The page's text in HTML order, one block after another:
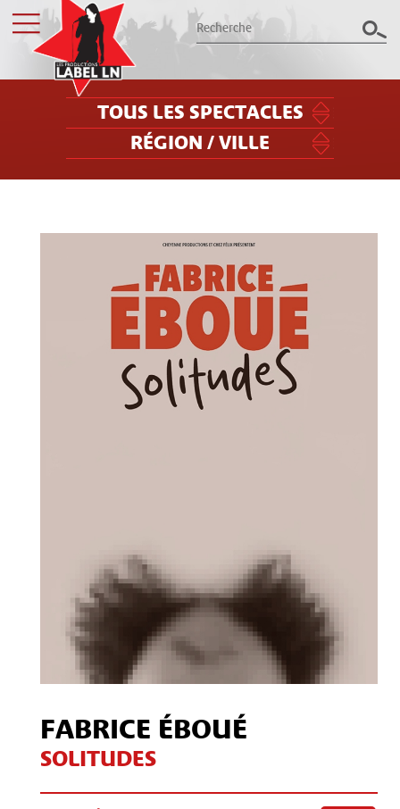
présentent le meilleur des spectacles
Billetterie
Groupes / CSE
Label LN
Archives
Contact
Mentions légales
TOUS LES SPECTACLES
RÉGION / VILLE
FABRICE ÉBOUÉ
SOLITUDES